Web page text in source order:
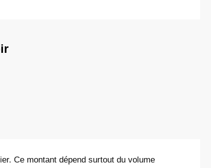
Ce montant dépend surtout du volume